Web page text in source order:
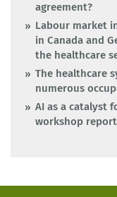
agreement?
Labour market
in Canada and
the healthcare
The healthcare
numerous
AI as a catalyst
workshop